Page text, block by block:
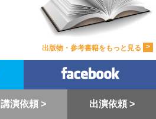
出版物・参考書籍をもっと見る >
講演依頼 > 出演依頼 >